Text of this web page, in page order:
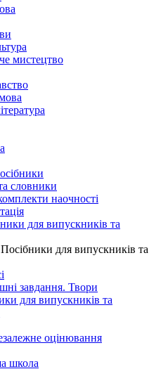
мистецтво
словники
наочності
для випускників та
для випускників та
завдання. Твори
для випускників та
оцінювання
школа